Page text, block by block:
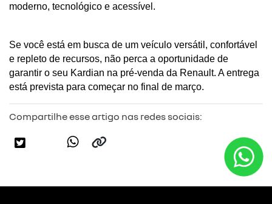
moderno, tecnológico e acessível.
Se você está em busca de um veículo versátil, confortável
e repleto de recursos, não perca a oportunidade de
garantir o seu Kardian na pré-venda da Renault. A entrega
está prevista para começar no final de março.
Compartilhe esse artigo nas redes sociais: